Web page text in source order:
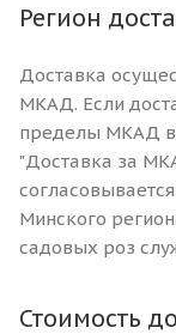
Регион
Доставка
МКАД. Если
пределы МКАД в
"Доставка за
Минского
садовых роз
Стоимость